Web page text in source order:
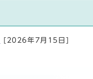
[2026年7月15日]